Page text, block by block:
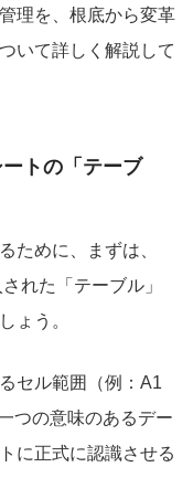
理を、根底から変革
いて詳しく解説して
トの「テーブ
ために、まずは、
れた「テーブル」
ょう。
セル範囲（例：A1
つの意味のあるデー
に正式に認識させる